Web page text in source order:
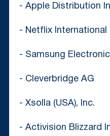
- Apple Distribution
- Netflix International
- Samsung
- Сleverbridge AG
- Xsolla (USA), Inc.
- Activision Blizzard